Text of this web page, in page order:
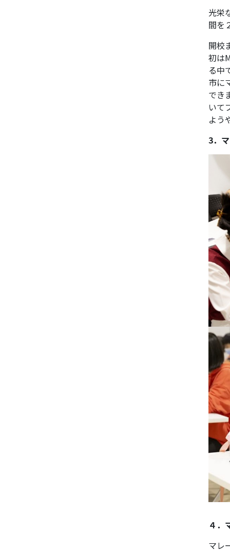
光栄
間を
開校
初は
る中
市に
でき
いて
よう
3．
４．
マレ